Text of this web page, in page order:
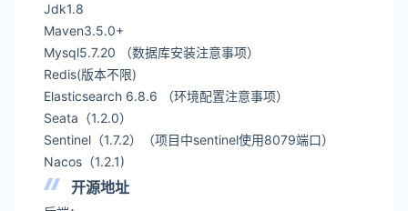
Jdk1.8
Maven3.5.0+
Mysql5.7.20 （数据库安装注意事项）
Redis(版本不限)
Elasticsearch 6.8.6 （环境配置注意事项）
Seata（1.2.0）
Sentinel（1.7.2）（项目中sentinel使用8079端口）
Nacos（1.2.1)
开源地址